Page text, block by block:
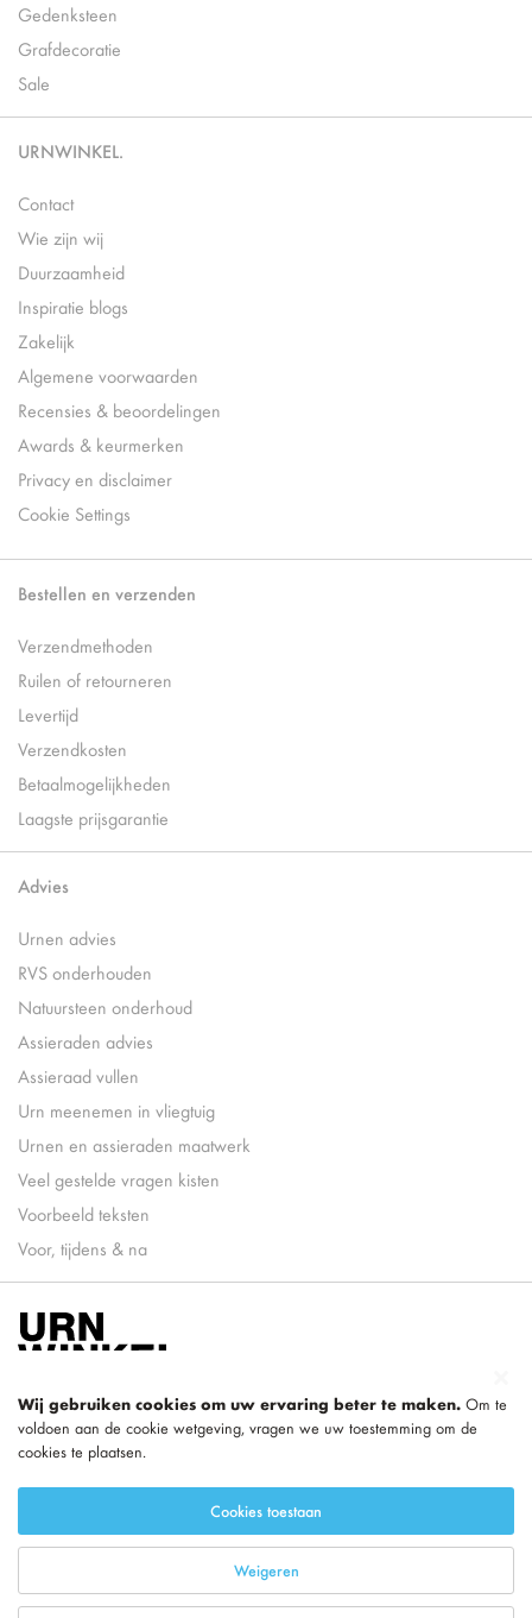
Gedenksteen
Grafdecoratie
Sale
URNWINKEL.
Contact
Wie zijn wij
Duurzaamheid
Inspiratie blogs
Zakelijk
Algemene voorwaarden
Recensies & beoordelingen
Awards & keurmerken
Privacy en disclaimer
Cookie Settings
Bestellen en verzenden
Verzendmethoden
Ruilen of retourneren
Levertijd
Verzendkosten
Betaalmogelijkheden
Laagste prijsgarantie
Advies
Urnen advies
RVS onderhouden
Natuursteen onderhoud
Assieraden advies
Assieraad vullen
Urn meenemen in vliegtuig
Urnen en assieraden maatwerk
Veel gestelde vragen kisten
Voorbeeld teksten
Voor, tijdens & na
Wij gebruiken cookies om uw ervaring beter te maken. Om te
voldoen aan de cookie wetgeving, vragen we uw toestemming om de
cookies te plaatsen.
Cookies toestaan
Weigeren